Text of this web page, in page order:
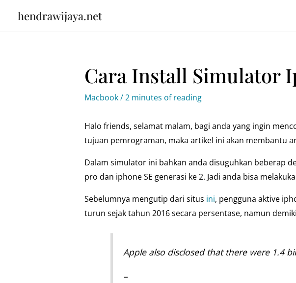
hendrawijaya.net
Cara Install Simulator
Macbook/2 minutes of reading
Halo friends, selamat malam, bagi anda yang ingin
tujuan pemrograman, maka artikel ini akan membantu
Dalam simulator ini bahkan anda disuguhkan beberap
pro dan iphone SE generasi ke 2. Jadi anda bisa
Sebelumnya mengutip dari situs ini, pengguna aktive
turun sejak tahun 2016 secara persentase, namun
Apple also disclosed that there were 1.4
–